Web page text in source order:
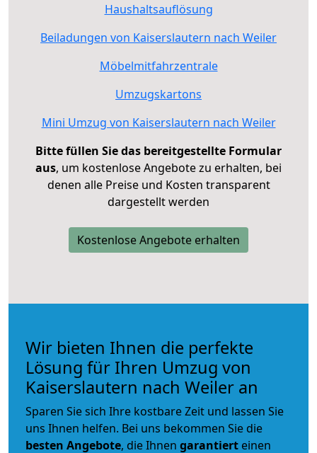
Haushaltsauflösung
Beiladungen von Kaiserslautern nach Weiler
Möbelmitfahrzentrale
Umzugskartons
Mini Umzug von Kaiserslautern nach Weiler
Bitte füllen Sie das bereitgestellte Formular
aus, um kostenlose Angebote zu erhalten, bei
denen alle Preise und Kosten transparent
dargestellt werden
Kostenlose Angebote erhalten
Wir bieten Ihnen die perfekte
Lösung für Ihren Umzug von
Kaiserslautern nach Weiler an
Sparen Sie sich Ihre kostbare Zeit und lassen Sie
uns Ihnen helfen. Bei uns bekommen Sie die
besten Angebote, die Ihnen garantiert einen